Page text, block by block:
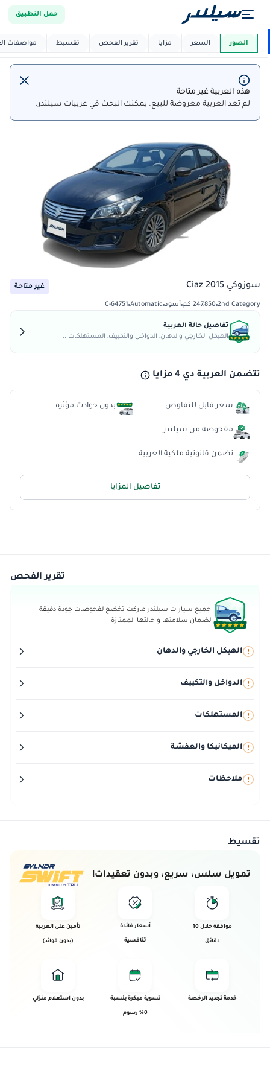
حمل التطبيق
العربية دي ماركت
هذه العربية غير متاحة
لم تعد العربية معروضة للبيع. يمكنك البحث في عربيات سيلندر.
سوزوكي Ciaz 2015 غير متاحة
2nd Category 247,850 كم أسود Automatic
C-64751
تفاصيل حالة العربية
الهيكل الخارجي والدهان, الدواخل والتكييف, المستهلكات...
تتضمن العربية دي 4 مزايا
سعر قابل للتفاوض
مفحوصة من سيلندر
نضمن قانونية ملكية العربية
بدون حوادث مؤثرة
تفاصيل المزايا
الصور السعر مزايا تقرير الفحص تقسيط مواصفات
تقرير الفحص
جميع سيارات سيلندر ماركت تخضع لفحوصات جودة دقيقة
لضمان سلامتها و حالتها الممتازة
الهيكل الخارجي والدهان
الدواخل والتكييف
المستهلكات
الميكانيكا والعفشة
ملاحظات
تقسيط
تمويل سلس، سريع، وبدون تعقيدات!
موافقة خلال 10
دقائق
أسعار فائدة
تنافسية
تأمين على العربية
(بدون فوائد)
خدمة تجديد الرخصة تسوية مبكرة بنسبة
0% رسوم
بدون استعلام منزلي